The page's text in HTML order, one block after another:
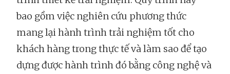
bao gồm việc nghiên cứu phương thức
mang lại hành trình trải nghiệm tốt cho
khách hàng trong thực tế và làm sao để tạo
dựng được hành trình đó bằng công nghệ và